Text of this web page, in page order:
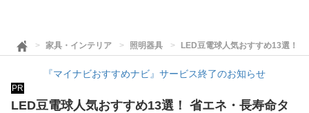
家具・インテリア 照明器具 LED豆電球人気おすすめ13選！
『マイナビおすすめナビ』サービス終了のお知らせ
PR
LED豆電球人気おすすめ13選！ 省エネ・長寿命タ